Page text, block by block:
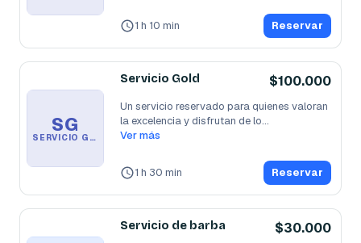
1 h 10 min Reservar
SG
SERVICIO GOLD
Servicio Gold $100.000
Un servicio reservado para quienes valoran
la excelencia y disfrutan de lo...
Ver más
1 h 30 min Reservar
Servicio de barba $30.000